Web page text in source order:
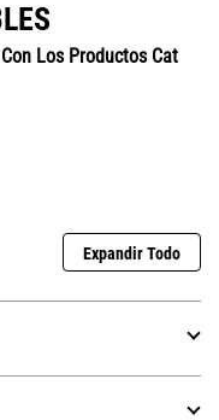
Los Productos Cat
Expandir Todo